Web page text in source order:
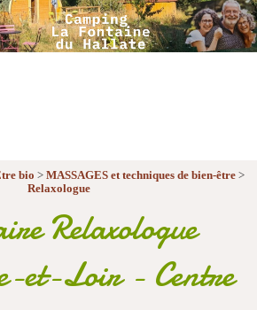
bio > MASSAGES et techniques de bien-être >
Relaxologue
Relaxologue
et-Loir - Centre